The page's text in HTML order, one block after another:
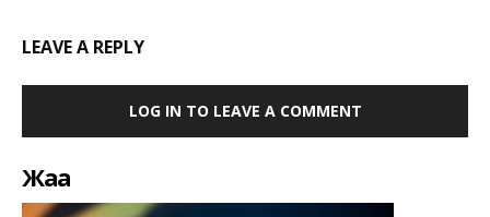
LEAVE A REPLY
LOG IN TO LEAVE A COMMENT
Жаңа